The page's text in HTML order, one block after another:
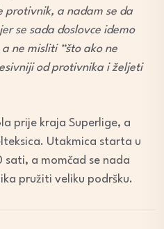
protivnik, a nadam se da
se sada doslovce idemo
ne misliti “što ako ne
od protivnika i željeti
prije kraja Superlige, a
Utakmica starta u
sati, a momčad se nada
pružiti veliku podršku.